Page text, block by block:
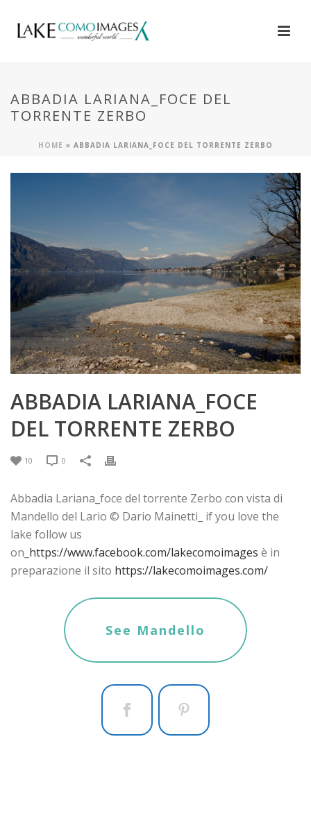
ABBADIA LARIANA_FOCE DEL
TORRENTE ZERBO
HOME » ABBADIA LARIANA_FOCE DEL TORRENTE ZERBO
ABBADIA LARIANA_FOCE
DEL TORRENTE ZERBO
10 0
Abbadia Lariana_foce del torrente Zerbo con vista di
Mandello del Lario © Dario Mainetti_ if you love the
lake follow us
on_ https://www.facebook.com/lakecomoimages è in
preparazione il sito https://lakecomoimages.com/
See Mandello